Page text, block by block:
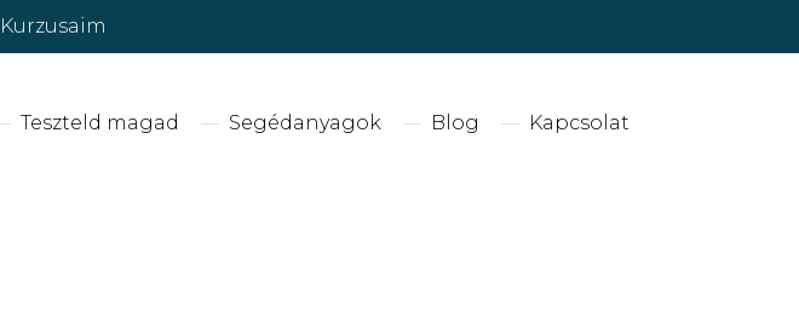
Kurzusaim
Teszteld magad Segédanyagok Blog Kapcsolat